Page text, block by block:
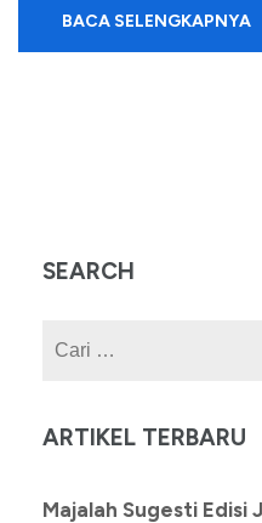
BACA SELENGKAPNYA
SEARCH
ARTIKEL TERBARU
Majalah Sugesti Edisi